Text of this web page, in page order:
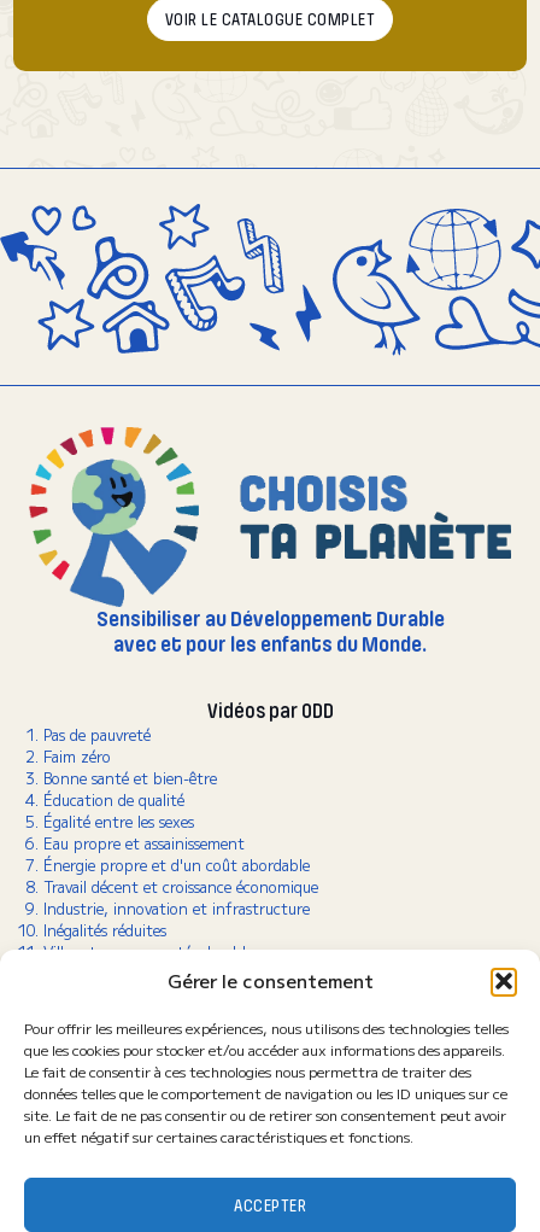
Gérer le consentement
Pour offrir les meilleures expériences, nous utilisons des technologies telles
que les cookies pour stocker et/ou accéder aux informations des appareils.
Le fait de consentir à ces technologies nous permettra de traiter des
données telles que le comportement de navigation ou les ID uniques sur ce
site. Le fait de ne pas consentir ou de retirer son consentement peut avoir
un effet négatif sur certaines caractéristiques et fonctions.
ACCEPTER
VOIR LE CATALOGUE COMPLET
Sensibiliser au Développement Durable
avec et pour les enfants du Monde.
Vidéos par ODD
Pas de pauvreté
Faim zéro
Bonne santé et bien-être
Éducation de qualité
Égalité entre les sexes
Eau propre et assainissement
Énergie propre et d'un coût abordable
Travail décent et croissance économique
Industrie, innovation et infrastructure
Inégalités réduites
Villes et communautés durables
Consommation et production responsables
Lutte contre le changement climatique
Vie terrestre
Paix, justice et institutions efficaces
Partenariats pour la réalisation des objectifs
Retrouvez-nous sur les réseaux
Abonnez-vous à la Newsletter